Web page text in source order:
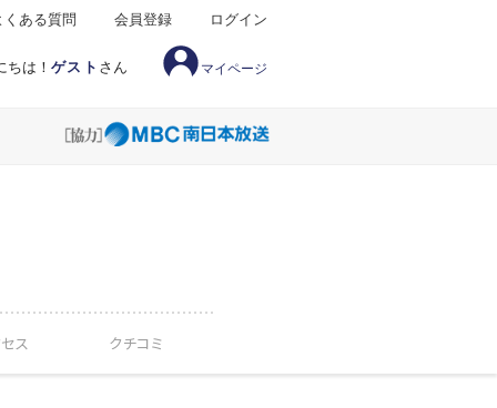
ちは！ゲスト さん マイページ
くある質問 会員登録 ログイン
ス クチコミ